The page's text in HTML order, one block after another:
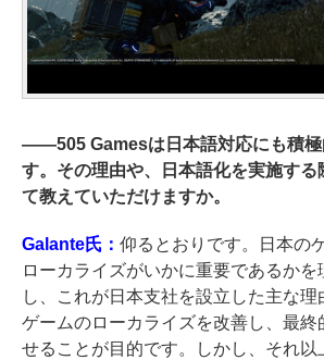
――505 Gamesは日本語対応にも積
す。その理由や、日本語化を実施する
て教えていただけますか。
Galante氏： 仰るとおりです。日本の
ローカライズがいかに重要であるかを
し、これが日本支社を設立した主な理
ゲームのローカライズを改善し、最終
せることが目的です。しかし、それ以